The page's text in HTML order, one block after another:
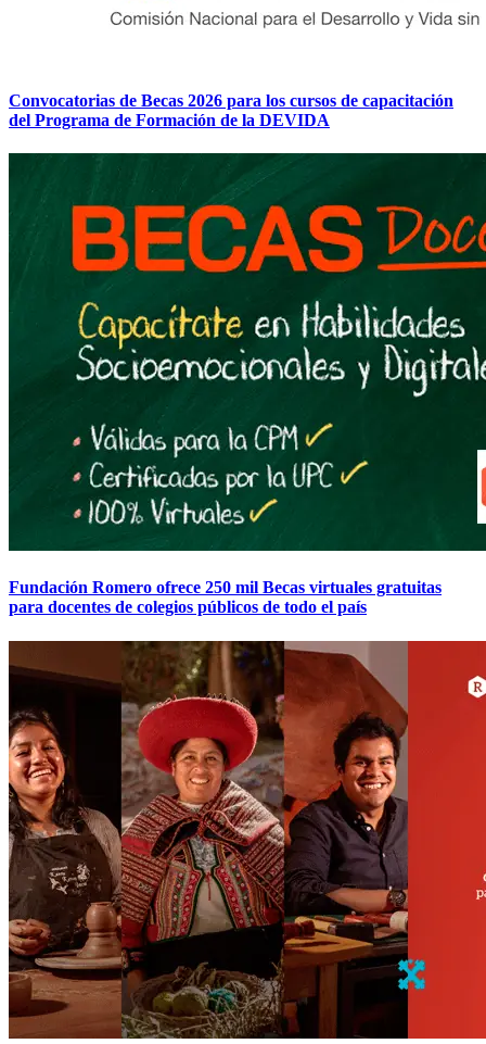
Convocatorias de Becas 2026 para los cursos de capacitación
del Programa de Formación de la DEVIDA
Fundación Romero ofrece 250 mil Becas virtuales gratuitas
para docentes de colegios públicos de todo el país